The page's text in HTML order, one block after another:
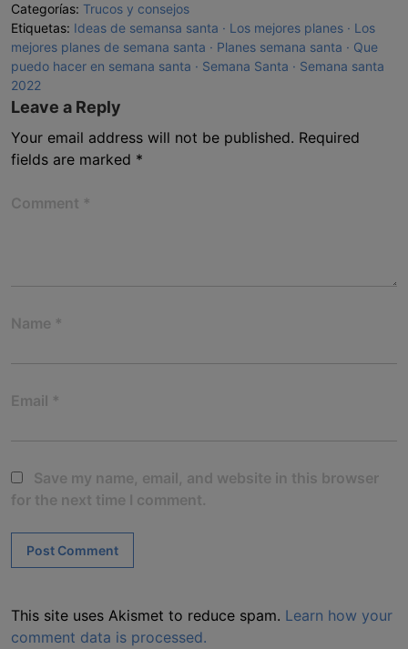
Categorías: Trucos y consejos
Etiquetas: Ideas de semansa santa Los mejores planes
Los
mejores planes de semana santa
Planes semana santa
Que
puedo hacer en semana santa
Semana Santa
Semana santa
2022
Leave a Reply
Your email address will not be published. Required
fields are marked *
Comment *
Name *
Email *
Save my name, email, and website in this browser
for the next time I comment.
This site uses Akismet to reduce spam. Learn how your
comment data is processed.